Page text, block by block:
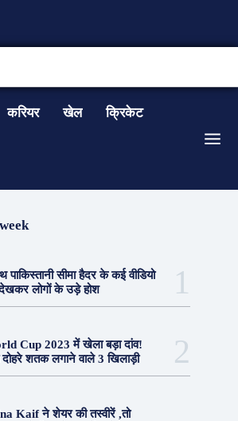
करियर खेल क्रिकेट
सीमा हैदर के कई वीडियो
लोगों के उड़े होश
Cup 2023 में खेला बड़ा दांव!
दोहरे शतक लगाने वाले 3 खिलाड़ी
Kaif ने शेयर की तस्वीरें ,तो